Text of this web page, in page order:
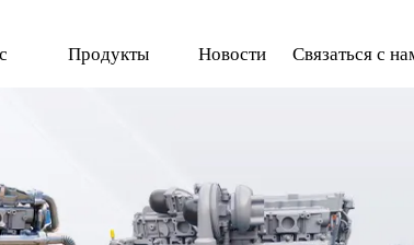
Продукты Новости Связаться с